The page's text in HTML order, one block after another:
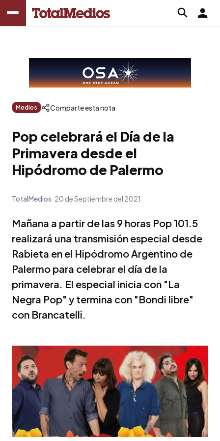
Medios Comparte esta nota
Pop celebrará el Día de la
Primavera desde el
Hipódromo de Palermo
TotalMedios 20 de Septiembre del 2021
Mañana a partir de las 9 horas Pop 101.5
realizará una transmisión especial desde
Rabieta en el Hipódromo Argentino de
Palermo para celebrar el día de la
primavera. El especial inicia con "La
Negra Pop" y termina con "Bondi libre"
con Brancatelli.